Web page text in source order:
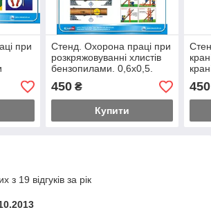
при
Стенд. Охорона праці при
розкряжовуванні хлистів
бензопилами. 0,6х0,5.
Пластик
450₴
Купити
450
з 19 відгуків за рік